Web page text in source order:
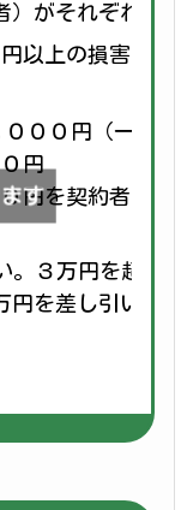
がそれぞれ１
以上の損害があ
００円（一時
円
約者にお支
３万円を超過
円を差し引いた